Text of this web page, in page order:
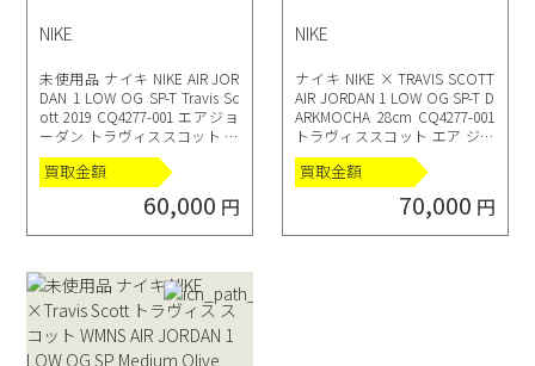
NIKE
未使用品 ナイキ NIKE AIR JOR
DAN 1 LOW OG SP-T Travis Sc
ott 2019 CQ4277-001 エアジョ
ーダン トラヴィススコット サ
イズ27cm
買取金額
60,000 円
NIKE
ナイキ NIKE × TRAVIS SCOTT
AIR JORDAN 1 LOW OG SP-T D
ARKMOCHA 28cm CQ4277-001
トラヴィススコット エア ジョ
ーダン ロー ダークモカ
買取金額
70,000 円